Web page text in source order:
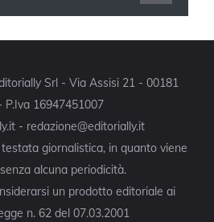
Srl - Via Assisi 21 - 00181
P.Iva 16947451007
- redazione@editorially.it
giornalistica, in quanto viene
alcuna periodicità.
un prodotto editoriale ai
n. 62 del 07.03.2001